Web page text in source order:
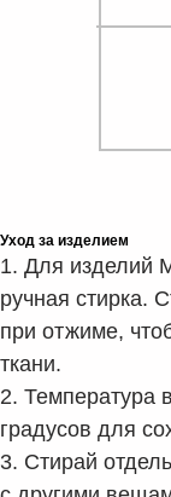
Уход за изделием
1. Для изделий
ручная стирка.
при отжиме,
ткани.
2. Температура
градусов для
3. Стирай